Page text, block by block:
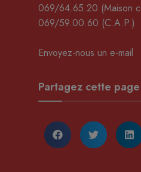
069/64.65.20 (Maison
069/59.00.60 (C.A.P.)
Envoyez-nous un e-mail
Partagez cette page